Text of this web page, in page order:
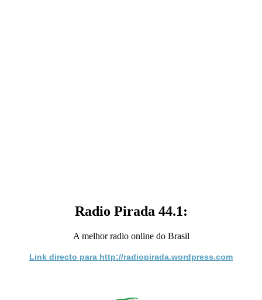
Radio Pirada 44.1:
A melhor radio online do Brasil
Link directo para http://radiopirada.wordpress.com